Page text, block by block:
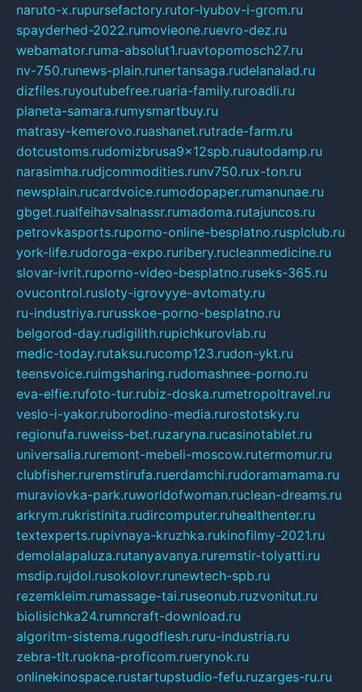
naruto-x.rupursefactory.rutor-lyubov-i-grom.ru
spayderhed-2022.rumovieone.ruevro-dez.ru
webamator.ruma-absolut1.ruavtopomosch27.ru
nv-750.runews-plain.runertansaga.rudelanalad.ru
dizfiles.ruyoutubefree.ruaria-family.ruroadli.ru
planeta-samara.rumysmartbuy.ru
matrasy-kemerovo.ruashanet.rutrade-farm.ru
dotcustoms.rudomizbrusa9x12spb.ruautodamp.ru
narasimha.rudjcommodities.runv750.rux-ton.ru
newsplain.rucardvoice.rumodopaper.rumanunae.ru
gbget.rualfeihavsalnassr.rumadoma.rutajuncos.ru
petrovkasports.ruporno-online-besplatno.rusplclub.ru
york-life.rudoroga-expo.ruribery.rucleanmedicine.ru
slovar-ivrit.ruporno-video-besplatno.ruseks-365.ru
ovucontrol.rusloty-igrovyye-avtomaty.ru
ru-industriya.rurusskoe-porno-besplatno.ru
belgorod-day.rudigilith.rupichkurovlab.ru
medic-today.rutaksu.rucomp123.rudon-ykt.ru
teensvoice.ruimgsharing.rudomashnee-porno.ru
eva-elfie.rufoto-tur.rubiz-doska.rumetropoltravel.ru
veslo-i-yakor.ruborodino-media.rurostotsky.ru
regionufa.ruweiss-bet.ruzaryna.rucasinotablet.ru
universalia.ruremont-mebeli-moscow.rutermomur.ru
clubfisher.ruremstirufa.ruerdamchi.rudoramamama.ru
muraviovka-park.ruworldofwoman.ruclean-dreams.ru
arkrym.rukristinita.rudircomputer.ruhealthenter.ru
textexperts.rupivnaya-kruzhka.rukinofilmy-2021.ru
demolalapaluza.rutanyavanya.ruremstir-tolyatti.ru
msdip.rujdol.rusokolovr.runewtech-spb.ru
rezemkleim.rumassage-tai.ruseonub.ruzvonitut.ru
biolisichka24.rumncraft-download.ru
algoritm-sistema.rugodflesh.ruru-industria.ru
zebra-tlt.ruokna-proficom.ruerynok.ru
onlinekinospace.rustartupstudio-fefu.ruzarges-ru.ru